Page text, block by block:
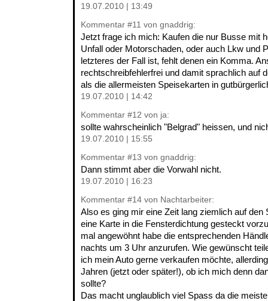
19.07.2010 | 13:49
Kommentar #11 von gnaddrig:
Jetzt frage ich mich: Kaufen die nur Busse mit
Unfall oder Motorschaden, oder auch Lkw und
letzteres der Fall ist, fehlt denen ein Komma.
rechtschreibfehlerfrei und damit sprachlich auf
als die allermeisten Speisekarten in
19.07.2010 | 14:42
Kommentar #12 von ja:
sollte wahrscheinlich "Belgrad" heissen, und
19.07.2010 | 15:55
Kommentar #13 von gnaddrig:
Dann stimmt aber die Vorwahl nicht.
19.07.2010 | 16:23
Kommentar #14 von Nachtarbeiter:
Also es ging mir eine Zeit lang ziemlich auf den
eine Karte in die Fensterdichtung gesteckt
mal angewöhnt habe die entsprechenden
nachts um 3 Uhr anzurufen. Wie gewünscht
ich mein Auto gerne verkaufen möchte,
Jahren (jetzt oder später!), ob ich mich denn
sollte?
Das macht unglaublich viel Spass da die